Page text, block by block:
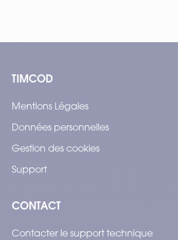
TIMCOD
Mentions Légales
Données personnelles
Gestion des cookies
Support
CONTACT
Contacter le support technique